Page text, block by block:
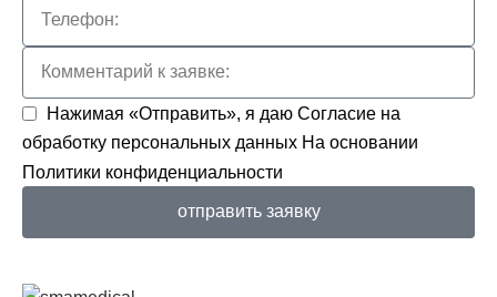
Нажимая «Отправить», я даю Согласие на
обработку персональных данных На основании
Политики конфиденциальности
отправить заявку